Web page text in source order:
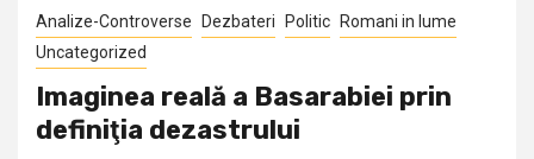
Analize-Controverse Dezbateri Politic
Romani in lume
Uncategorized
Imaginea reală a Basarabiei prin
definiţia dezastrului